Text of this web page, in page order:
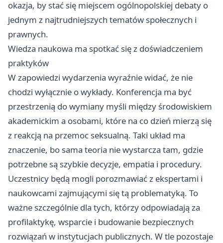
okazja, by stać się miejscem ogólnopolskiej debaty o
jednym z najtrudniejszych tematów społecznych i
prawnych.
Wiedza naukowa ma spotkać się z doświadczeniem
praktyków
W zapowiedzi wydarzenia wyraźnie widać, że nie
chodzi wyłącznie o wykłady. Konferencja ma być
przestrzenią do wymiany myśli między środowiskiem
akademickim a osobami, które na co dzień mierzą się
z reakcją na przemoc seksualną. Taki układ ma
znaczenie, bo sama teoria nie wystarcza tam, gdzie
potrzebne są szybkie decyzje, empatia i procedury.
Uczestnicy będą mogli porozmawiać z ekspertami i
naukowcami zajmującymi się tą problematyką. To
ważne szczególnie dla tych, którzy odpowiadają za
profilaktykę, wsparcie i budowanie bezpiecznych
rozwiązań w instytucjach publicznych. W tle pozostaje